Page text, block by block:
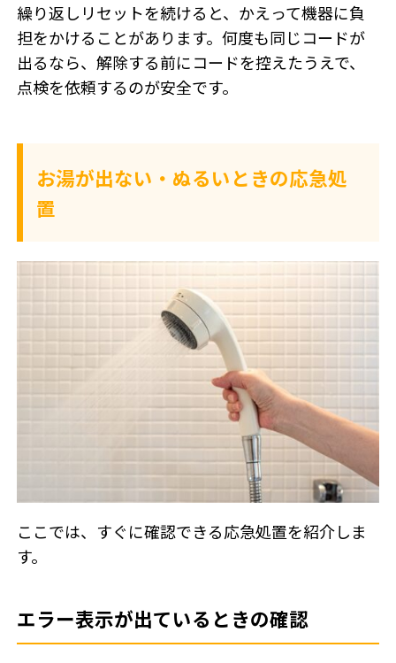
繰り返しリセットを続けると、かえって機器に負
担をかけることがあります。何度も同じコードが
出るなら、解除する前にコードを控えたうえで、
点検を依頼するのが安全です。
お湯が出ない・ぬるいときの応急処
置
ここでは、すぐに確認できる応急処置を紹介しま
す。
エラー表示が出ているときの確認